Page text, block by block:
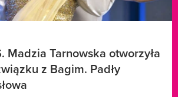
Madzia Tarnowska otworzyła
z Bagim. Padły